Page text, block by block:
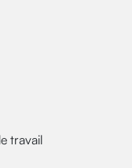
travail